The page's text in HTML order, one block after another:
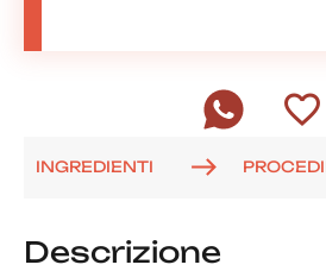
INGREDIENTI
Descrizione